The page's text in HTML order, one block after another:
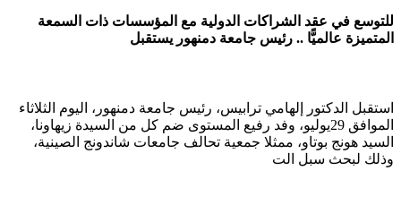
للتوسع في عقد الشراكات الدولية مع المؤسسات ذات السمعة
المتميزة عالميًّا .. رئيس جامعة دمنهور يستقبل
استقبل الدكتور إلهامي ترابيس، رئيس جامعة دمنهور، اليوم الثلاثاء
الموافق 29يوليو، وفد رفيع المستوى ضم كل من السيدة زيهاونا،
السيد هونج بوتاو، ممثلا جمعية تحالف جامعات شاندونج الصينية،
وذلك لبحث سبل الت